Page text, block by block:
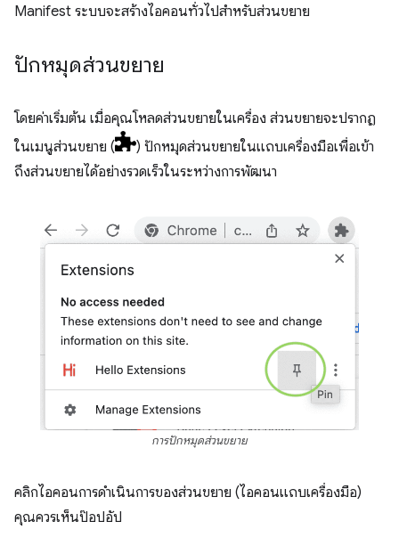
Manifest ระบบจะสร้างไอคอนทั่วไปสำหรับส่วนขยาย
ปักหมุดส่วนขยาย
โดยค่าเริ่มต้น เมื่อคุณโหลดส่วนขยายในเครื่อง ส่วนขยายจะปรากฏ
ในเมนูส่วนขยาย (
) ปักหมุดส่วนขยายในแถบเครื่องมือเพื่อเข้า
ถึงส่วนขยายได้อย่างรวดเร็วในระหว่างการพัฒนา
การปักหมุดส่วนขยาย
คลิกไอคอนการดำเนินการของส่วนขยาย (ไอคอนแถบเครื่องมือ)
คุณควรเห็นป๊อปอัป